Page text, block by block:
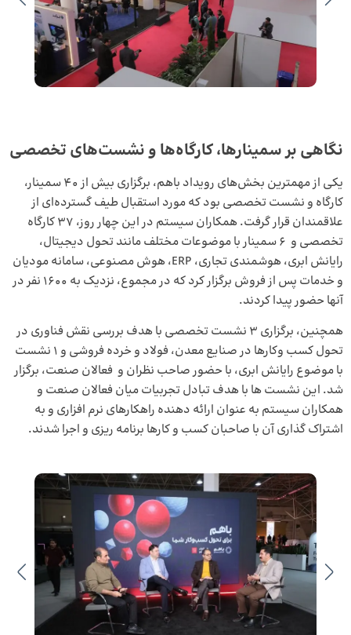
نگاهی بر سمینارها، کارگاه‌ها و نشست‌های تخصصی
یکی از مهمترین بخش‌های رویداد باهم، برگزاری بیش از 40 سمینار،
کارگاه و نشست‌ تخصصی بود که مورد استقبال طیف گسترده‌ای از
علاقمندان قرار گرفت. همکاران سیستم در این چهار روز، 37 کارگاه
تخصصی و 6 سمینار با موضوعات مختلف مانند تحول دیجیتال،
رایانش ابری، هوشمندی تجاری، ERP، هوش مصنوعی، سامانه مودیان
و خدمات پس از فروش برگزار کرد که در مجموع، نزدیک به 1600 نفر در
آنها حضور پیدا کردند.
همچنین، برگزاری 3 نشست تخصصی با هدف بررسی نقش فناوری در
تحول کسب وکارها در صنایع معدن، فولاد و خرده فروشی و 1 نشست
با موضوع رایانش ابری، با حضور صاحب نظران و فعالان صنعت، برگزار
شد. این نشست ها با هدف تبادل تجربیات میان فعالان صنعت و
همکاران سیستم به عنوان ارائه دهنده راهکارهای نرم افزاری و به
اشتراک گذاری آن با صاحبان کسب و کارها برنامه ریزی و اجرا شدند.